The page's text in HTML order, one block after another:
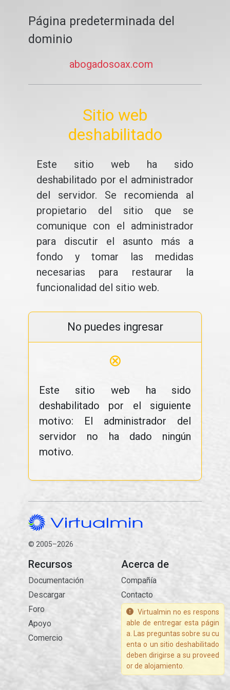
Página predeterminada del
dominio
abogadosoax.com
Sitio web
deshabilitado
Este sitio web ha sido
deshabilitado por el administrador
del servidor. Se recomienda al
propietario del sitio que se
comunique con el administrador
para discutir el asunto más a
fondo y tomar las medidas
necesarias para restaurar la
funcionalidad del sitio web.
No puedes ingresar
⊗
Este sitio web ha sido
deshabilitado por el siguiente
motivo: El administrador del
servidor no ha dado ningún
motivo.
© 2005–2026
Recursos
Documentación
Descargar
Foro
Apoyo
Comercio
Acerca de
Compañía
Contacto
Virtualmin no es respons
able de entregar esta págin
a. Las preguntas sobre su cu
enta o un sitio deshabilitado
deben dirigirse a su proveed
or de alojamiento.